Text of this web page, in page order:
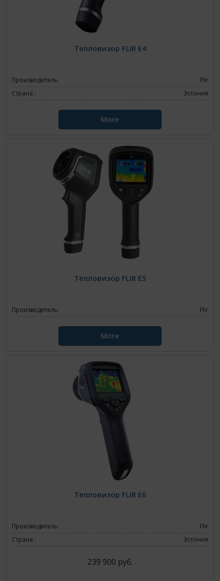
Тепловизор FLIR E4
Производитель:
Flir
Страна :
Эстония
More
Тепловизор FLIR E5
Производитель: Flir
More
Тепловизор FLIR E6
Производитель:
Flir
Страна :
Эстония
239 900 руб.